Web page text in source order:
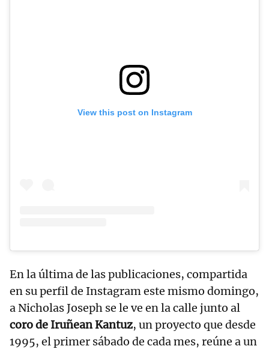
View this post on Instagram
En la última de las publicaciones, compartida
en su perfil de Instagram este mismo domingo,
a Nicholas Joseph se le ve en la calle junto al
coro de Iruñean Kantuz, un proyecto que desde
1995, el primer sábado de cada mes, reúne a un